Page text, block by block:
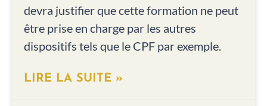
devra justifier que cette formation ne peut
être prise en charge par les autres
dispositifs tels que le CPF par exemple.
LIRE LA SUITE »